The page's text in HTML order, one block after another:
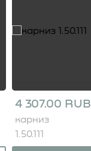
4 307.00 RUB
карниз
1.50.111